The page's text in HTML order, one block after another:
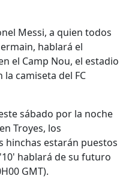
Messi, a quien todos
hablará el
el Camp Nou, el estadio
camiseta del FC
sábado por la noche
Troyes, los
hinchas estarán puestos
hablará de su futuro
GMT).